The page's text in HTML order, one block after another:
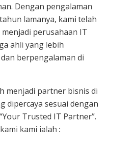
Dengan pengalaman
lamanya, kami telah
perusahaan IT
ahli yang lebih
berpengalaman di
menjadi partner bisnis di
dipercaya sesuai dengan
Trusted IT Partner”.
kami ialah :